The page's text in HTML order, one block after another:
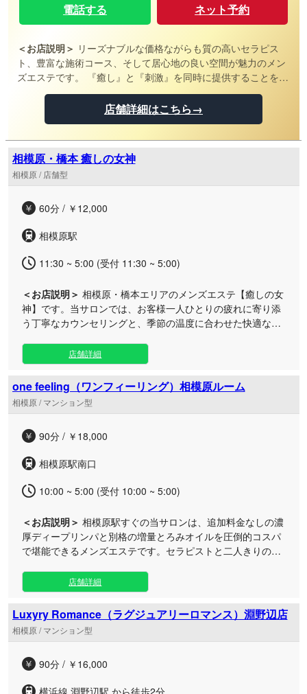
電話する ネット予約
＜お店説明＞ リーズナブルな価格ながらも質の高いセラピス
ト、豊富な施術コース、そして居心地の良い空間が魅力のメン
ズエステです。 『癒し』と『刺激』を同時に提供することをコ
ンセプトに掲げ、訪れるすべての男性を心から満足させるサー
ビスを提供し続けています。店舗詳細はこちら→
相模原・橋本 癒しの女神
相模原 / 店舗型
60分 / ￥12,000
相模原駅
11:30 ~ 5:00 (受付 11:30 ~ 5:00)
＜お店説明＞ 相模原・橋本エリアのメンズエステ【癒しの女
神】です。当サロンでは、お客様一人ひとりの疲れに寄り添
う丁寧なカウンセリングと、季節の温度に合わせた快適なシ
の忙しさを忘れ、贅沢なプライベート空間で心ゆくまでおく
つろぎください。 【おもてなしのこだわりとサービスの流
れ】 ご来店後は、落ち着いた空間で本日の体調やお疲れの箇
所をじっくりとヒアリング。お客様のコンディションに合わ
せた最適なアプローチをご提案いたします。 カウンセリング
シュしていただき、いよいよメインの施術へ。洗練されたセ
トで、日々のストレスやコリをじんわりと解きほぐしていき
ます。 さらに、施術後にも再びシャワーをご用意しておりま
すので、お体を温めて血行の巡りを促し、すっきりとした状
がないか細やかにアフターケアの確認をさせていただきま
す。 「最近疲れが溜まっている」「心からリラックスした
い」という方は、ぜひ当店の女神たちによる贅沢な癒やしの
時間をご体感ください。次回のご予約もスムーズにご案内可
能です。皆様のご来店を心よりお待ちしております。
店舗詳細
one feeling（ワンフィーリング）相模原ルーム
相模原 / マンション型
90分 / ￥18,000
相模原駅南口
10:00 ~ 5:00 (受付 10:00 ~ 5:00)
＜お店説明＞ 相模原駅すぐの当サロンは、追加料金なしの濃
厚ディープリンパと別格の増量とろみオイルを圧倒的コスパ
で堪能できるメンズエステです。セラピストと二人きりの甘
だきありがとうございます。【ワンフィーリング 橋本・相模
原ルーム】です。 当店では、他店では味わえない贅沢なひと
ときをリーズナブルにご提供しております。 ◆こだわり抜い
た極上オイルケア 追加料金は一切いただかずに、贅沢な「デ
ィープリンパケア」をお楽しみいただけます。さらに、お肌
使用。ハイクオリティな施術を抜群のコストパフォーマンス
店舗詳細
Luxyry Romance（ラグジュアリーロマンス）淵野辺店
相模原 / マンション型
90分 / ￥16,000